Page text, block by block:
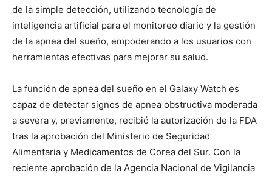
de la simple detección, utilizando tecnología de
inteligencia artificial para el monitoreo diario y la gestión
de la apnea del sueño, empoderando a los usuarios con
herramientas efectivas para mejorar su salud.
La función de apnea del sueño en el Galaxy Watch es
capaz de detectar signos de apnea obstructiva moderada
a severa y, previamente, recibió la autorización de la FDA
tras la aprobación del Ministerio de Seguridad
Alimentaria y Medicamentos de Corea del Sur. Con la
reciente aprobación de la Agencia Nacional de Vigilancia